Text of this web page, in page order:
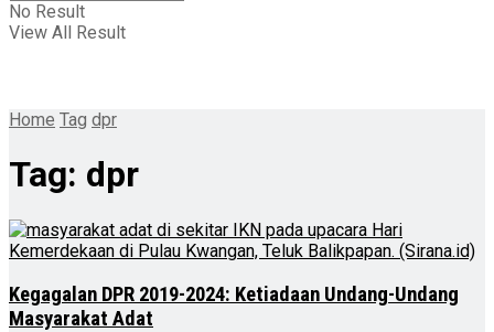
No Result
View All Result
Home Tag dpr
Tag: dpr
Kegagalan DPR 2019-2024: Ketiadaan Undang-Undang
Masyarakat Adat